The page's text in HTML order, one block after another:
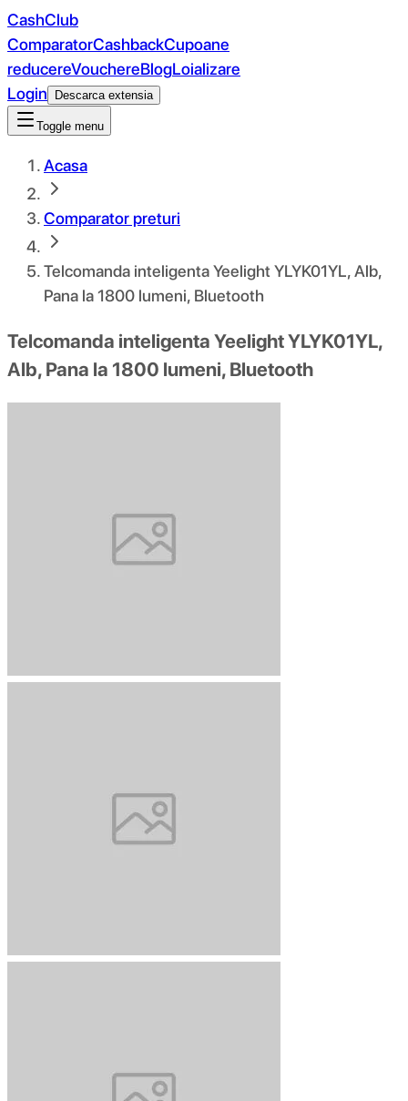
CashClub
ComparatorCashbackCupoane
reducereVouchereBlogLoializare
Login
Descarca extensia
Toggle menu
Acasa
Comparator preturi
Telcomanda inteligenta Yeelight YLYK01YL, Alb,
Pana la 1800 lumeni, Bluetooth
Telcomanda inteligenta Yeelight YLYK01YL,
Alb, Pana la 1800 lumeni, Bluetooth